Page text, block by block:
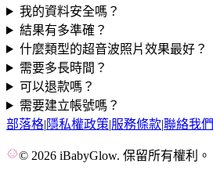
我的資料安全嗎？
結果有多準確？
什麼類型的超音波照片效果最好？
需要多長時間？
可以退款嗎？
需要建立帳號嗎？
部落格|隱私權政策|服務條款|聯絡我們
© 2026 iBabyGlow. 保留所有權利。